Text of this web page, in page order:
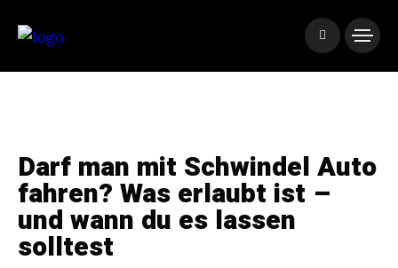
Darf man mit Schwindel Auto
fahren? Was erlaubt ist –
und wann du es lassen
solltest